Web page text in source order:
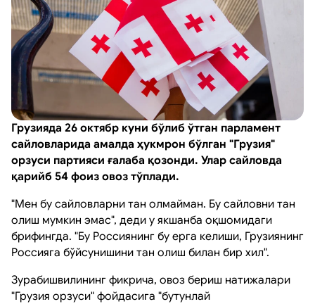
Грузияда 26 октябр куни бўлиб ўтган парламент
сайловларида амалда ҳукмрон бўлган "Грузия"
орзуси партияси ғалаба қозонди. Улар сайловда
қарийб 54 фоиз овоз тўплади.
"Мен бу сайловларни тан олмайман. Бу сайловни тан
олиш мумкин эмас", деди у якшанба оқшомидаги
брифингда. "Бу Россиянинг бу ерга келиши, Грузиянинг
Россияга бўйсунишини тан олиш билан бир хил".
Зурабишвилининг фикрича, овоз бериш натижалари
"Грузия орзуси" фойдасига "бутунлай